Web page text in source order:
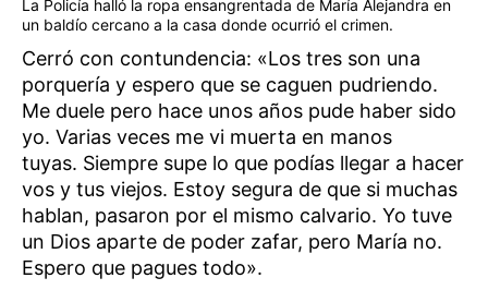
La Policía halló la ropa ensangrentada de María Alejandra en
un baldío cercano a la casa donde ocurrió el crimen.
Cerró con contundencia: «Los tres son una
porquería y espero que se caguen pudriendo.
Me duele pero hace unos años pude haber sido
yo. Varias veces me vi muerta en manos
tuyas. Siempre supe lo que podías llegar a hacer
vos y tus viejos. Estoy segura de que si muchas
hablan, pasaron por el mismo calvario. Yo tuve
un Dios aparte de poder zafar, pero María no.
Espero que pagues todo».